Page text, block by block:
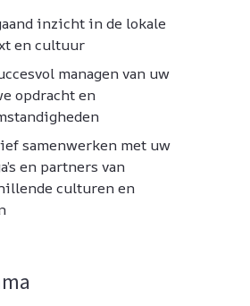
inzicht in de lokale
en cultuur
managen van uw
opdracht en
samenwerken met uw
en partners van
culturen en